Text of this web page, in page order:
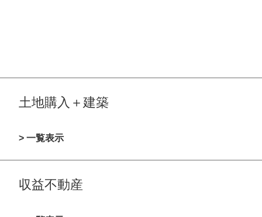
土地購入＋建築
> 一覧表示
収益不動産